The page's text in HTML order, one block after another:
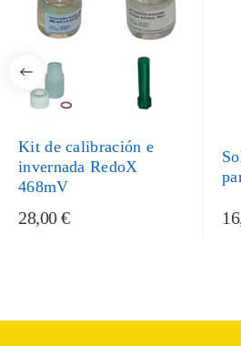
Kit de calibración e
invernada RedoX
468mV
28,00 €